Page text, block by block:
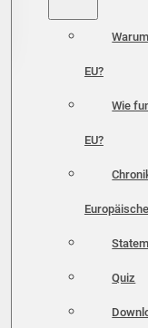
EU?
Wie
EU?
Quiz